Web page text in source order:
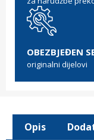
OBEZBJEĐEN
originalni dijelovi
Opis